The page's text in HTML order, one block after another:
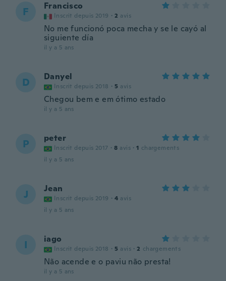
F Francisco
Inscrit depuis 2019 · 2 avis
No me funcionó poca mecha y se le cayó al
siguiente día
il y a 5 ans
D Danyel
Inscrit depuis 2018 · 5 avis
Chegou bem e em ótimo estado
il y a 5 ans
P peter
Inscrit depuis 2017 · 8 avis · 1 chargements
il y a 5 ans
J Jean
Inscrit depuis 2019 · 4 avis
il y a 5 ans
I iago
Inscrit depuis 2018 · 5 avis · 2 chargements
Não acende e o paviu não presta!
il y a 5 ans